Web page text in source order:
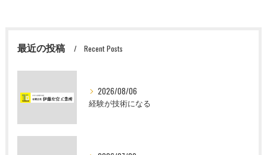
最近の投稿 Recent Posts
2026/08/06
経験が技術になる